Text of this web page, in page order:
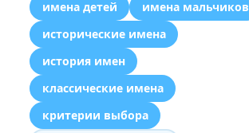
имена детей
имена мальчиков
исторические имена
история имен
классические имена
критерии выбора